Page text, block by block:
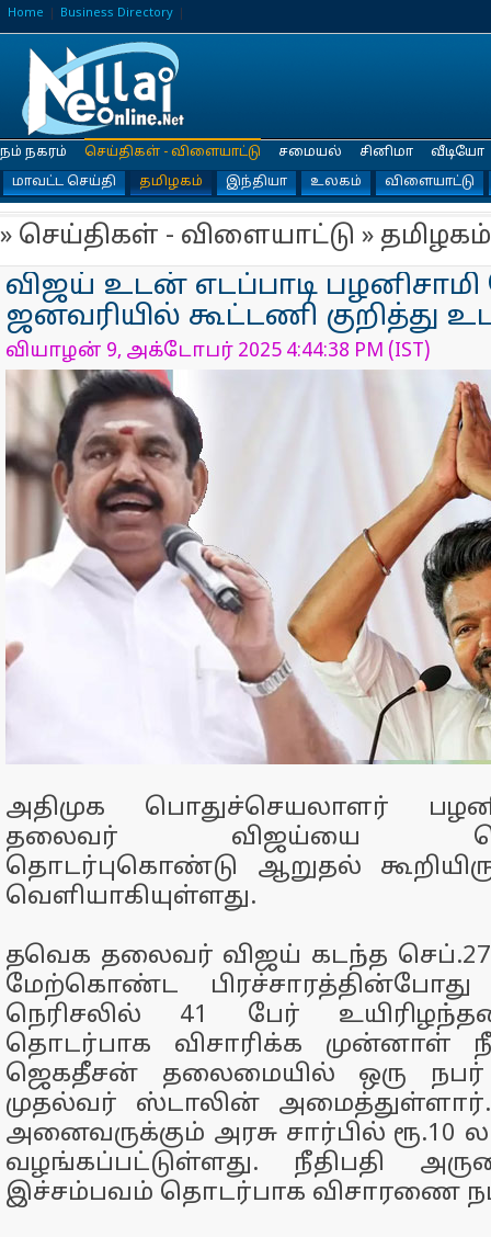
Home Business Directory
நம் நகரம்
செய்திகள் - விளையாட்டு
மாவட்ட செய்தி
தமிழகம் இந்தியா உலகம் விளையாட்டு
சமையல் சினிமா வீடியோ
» செய்திகள் - விளையாட்டு » தமிழகம்
விஜய் உடன் எடப்பாடி பழனிசாமி
ஜனவரியில் கூட்டணி குறித்து
வியாழன் 9, அக்டோபர் 2025 4:44:38 PM (IST)
அதிமுக பொதுச்செயலாளர்
தலைவர் விஜய்யை
தொடர்புகொண்டு ஆறுதல்
வெளியாகியுள்ளது.
தவெக தலைவர் விஜய் கடந்த செப்.27-
மேற்கொண்ட
நெரிசலில் 41 பேர்
தொடர்பாக விசாரிக்க முன்னாள்
ஜெகதீசன் தலைமையில் ஒரு
முதல்வர் ஸ்டாலின்
அனைவருக்கும் அரசு சார்பில் ரூ.10
வழங்கப்பட்டுள்ளது. நீதிபதி
இச்சம்பவம் தொடர்பாக விசாரணை